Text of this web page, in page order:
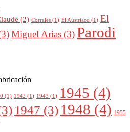
(2) Corrales (1) El Austríaco (1) El
Miguel Arias (3)Parodi
(1) 1942 (1) 1943 (1) 1945 (4)
1947 (3) 1948 (4) 1955